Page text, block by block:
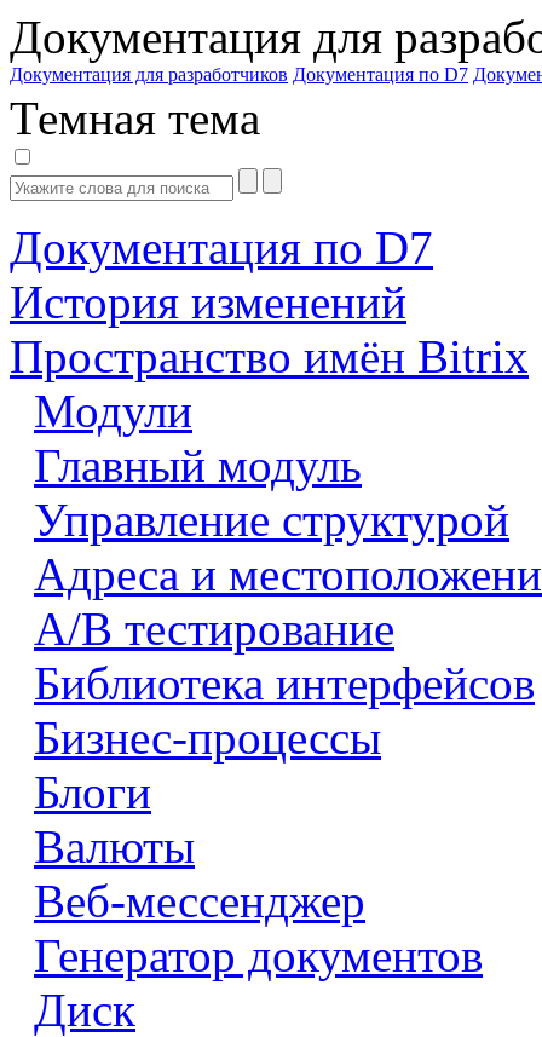
Документация для
Документация для разработчиков Документация по D7
Темная тема
Документация по D7
История изменений
Пространство имён Bitrix
Модули
Главный модуль
Управление структурой
Адреса и
А/В тестирование
Библиотека интерфейсов
Бизнес-процессы
Блоги
Валюты
Веб-мессенджер
Генератор документов
Диск